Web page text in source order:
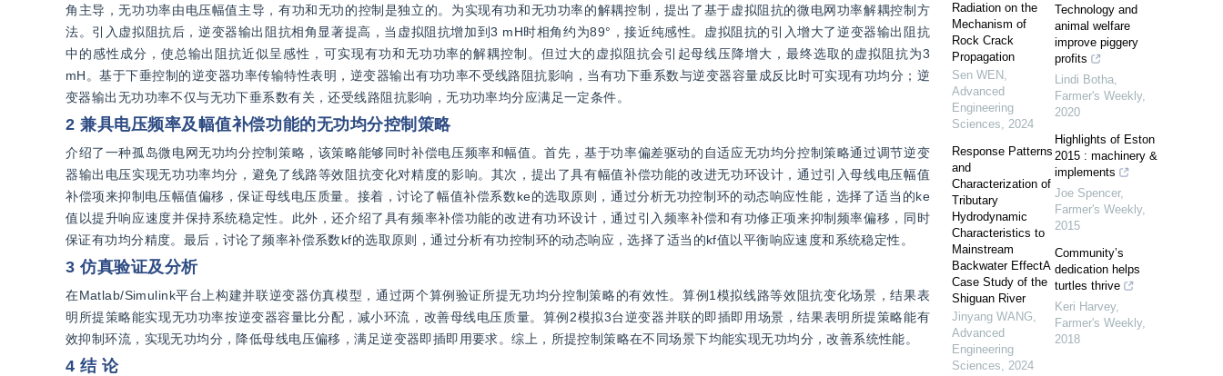
角主导，无功功率由电压幅值主导，有功和无功的控制是独立的。为实现有功和无功功率的解耦控制，提出了基于虚拟阻抗的微电网功率解耦控制方
法。引入虚拟阻抗后，逆变器输出阻抗相角显著提高，当虚拟阻抗增加到3 mH时相角约为89°，接近纯感性。虚拟阻抗的引入增大了逆变器输出阻抗
中的感性成分，使总输出阻抗近似呈感性，可实现有功和无功功率的解耦控制。但过大的虚拟阻抗会引起母线压降增大，最终选取的虚拟阻抗为3
mH。基于下垂控制的逆变器功率传输特性表明，逆变器输出有功功率不受线路阻抗影响，当有功下垂系数与逆变器容量成反比时可实现有功均分；逆
变器输出无功功率不仅与无功下垂系数有关，还受线路阻抗影响，无功功率均分应满足一定条件。
2 兼具电压频率及幅值补偿功能的无功均分控制策略
介绍了一种孤岛微电网无功均分控制策略，该策略能够同时补偿电压频率和幅值。首先，基于功率偏差驱动的自适应无功均分控制策略通过调节逆变
器输出电压实现无功功率均分，避免了线路等效阻抗变化对精度的影响。其次，提出了具有幅值补偿功能的改进无功环设计，通过引入母线电压幅值
补偿项来抑制电压幅值偏移，保证母线电压质量。接着，讨论了幅值补偿系数ke的选取原则，通过分析无功控制环的动态响应性能，选择了适当的ke
值以提升响应速度并保持系统稳定性。此外，还介绍了具有频率补偿功能的改进有功环设计，通过引入频率补偿和有功修正项来抑制频率偏移，同时
保证有功均分精度。最后，讨论了频率补偿系数kf的选取原则，通过分析有功控制环的动态响应，选择了适当的kf值以平衡响应速度和系统稳定性。
3 仿真验证及分析
在Matlab/Simulink平台上构建并联逆变器仿真模型，通过两个算例验证所提无功均分控制策略的有效性。算例1模拟线路等效阻抗变化场景，结果表
明所提策略能实现无功功率按逆变器容量比分配，减小环流，改善母线电压质量。算例2模拟3台逆变器并联的即插即用场景，结果表明所提策略能有
效抑制环流，实现无功均分，降低母线电压偏移，满足逆变器即插即用要求。综上，所提控制策略在不同场景下均能实现无功均分，改善系统性能。
4 结 论
Radiation on the
Mechanism of
Rock Crack
Propagation
Sen WEN ,
Advanced
Engineering
Sciences, 2024
Response Patterns
and
Characterization of
Tributary
Hydrodynamic
Characteristics to
Mainstream
Backwater EffectA
Case Study of the
Shiguan River
Jinyang WANG,
Advanced
Engineering
Sciences, 2024
Technology and
animal welfare
improve piggery
profits
Lindi Botha,
Farmer's Weekly,
2020
Highlights of Eston
2015 : machinery &
implements
Joe Spencer,
Farmer's Weekly,
2015
Community’s
dedication helps
turtles thrive
Keri Harvey,
Farmer's Weekly,
2018